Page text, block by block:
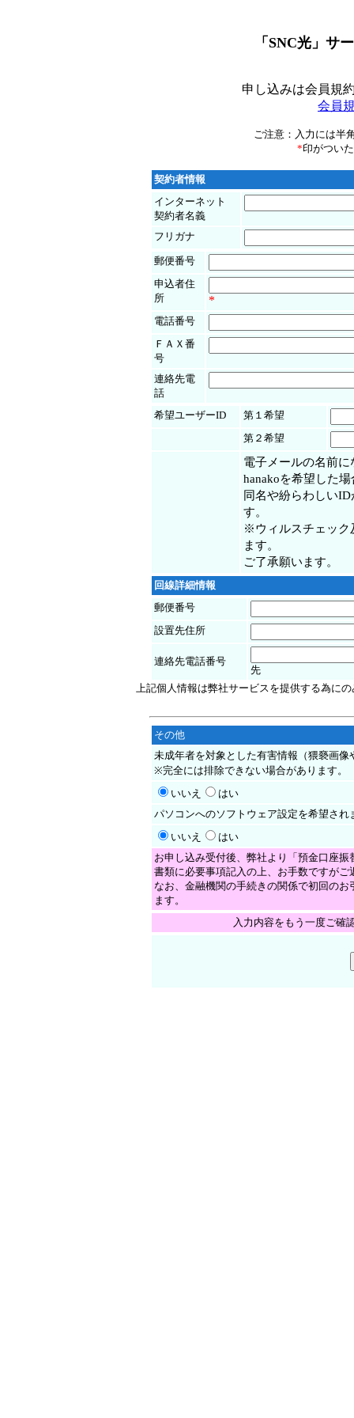
「SNC光」サ
申し込みは会員規
会員
ご注意：入力には半
*印がつい
契約者情報
インターネット
契約者名義
フリガナ
郵便番号
申込者住
所
*
電話番号
ＦＡＸ番
号
連絡先電
話
希望ユーザーID
第１希望
第２希望
電子メールの名前
hanakoを希望した
同名や紛らわしい
す。
※ウィルスチェック
ます。
ご了承願います。
回線詳細情報
郵便番号
設置先住所
連絡先電話番号
先
上記個人情報は弊社サービスを提供する為に
その他
未成年者を対象とした有害情報（猥褻画
※完全には排除できない場合があります。
いいえ
はい
パソコンへのソフトウェア設定を希望され
いいえ
はい
お申し込み受付後、弊社より「預金口座
書類に必要事項記入の上、お手数ですがご
なお、金融機関の手続きの関係で初回の
ます。
入力内容をもう一度ご確